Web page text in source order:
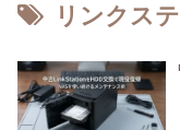
リンクス